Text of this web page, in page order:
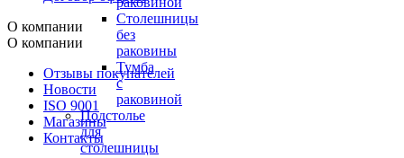
Столешницы
без
раковины
Тумба
с
раковиной
Подстолье
для
столешницы
О компании
О компании
Отзывы покупателей
Новости
ISO 9001
Магазины
Контакты